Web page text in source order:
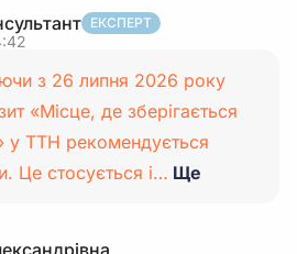
ЕКСПЕРТ
з 26 липня 2026 року
«Місце, де зберігається
у ТТН рекомендується
Це стосується і… Ще